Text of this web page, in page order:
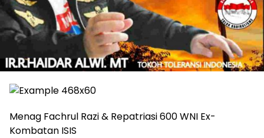
Menag Fachrul Razi & Repatriasi 600 WNI Ex-
Kombatan ISIS